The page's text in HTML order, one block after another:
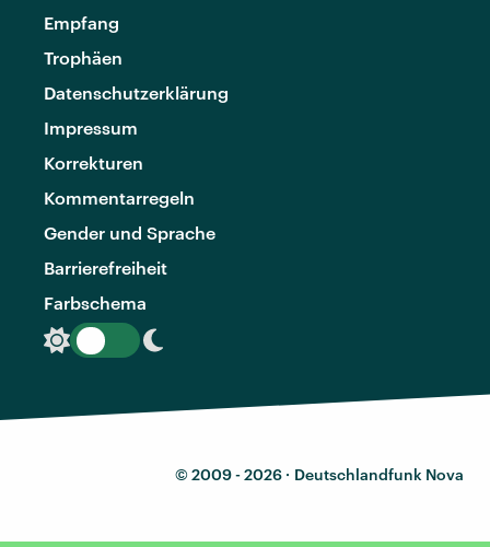
Empfang
Trophäen
Datenschutzerklärung
Impressum
Korrekturen
Kommentarregeln
Gender und Sprache
Barrierefreiheit
Farbschema
© 2009 - 2026 · Deutschlandfunk Nova